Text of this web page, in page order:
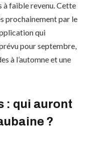
à faible revenu. Cette
prochainement par le
qui
pour septembre,
à l’automne et une
: qui auront
?